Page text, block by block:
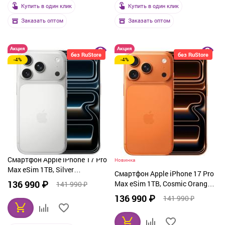
Купить в один клик
Заказать оптом
Купить в один клик
Заказать оптом
без RuStore
Акция
-4%
Смартфон Apple iPhone 17 Pro
Max eSim 1TB, Silver
(серебристый)
136 990 ₽ 141 990 ₽
без RuStore
Акция
-4%
Новинка
Смартфон Apple iPhone 17 Pro
Max eSim 1TB, Cosmic Orange
(оранжевый)
136 990 ₽ 141 990 ₽